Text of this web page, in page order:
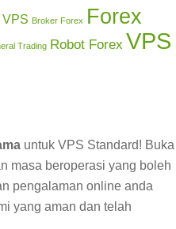
VPS Broker Forex Forex
Trading Robot Forex VPS
untuk VPS Standard! Buka
masa beroperasi yang boleh
pengalaman online anda
yang aman dan telah